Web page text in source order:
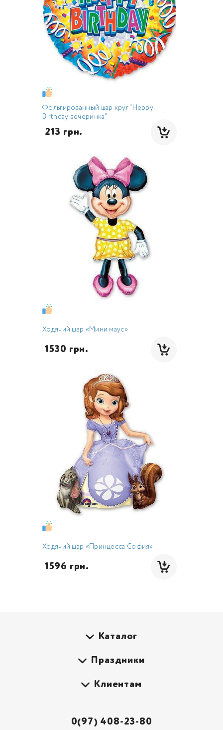
Фольгированный шар круг "Heppy
Birthday вечеринка"
213 грн.
Ходячий шар «Мини маус»
1530 грн.
Ходячий шар «Принцесса София»
1596 грн.
Каталог
Праздники
Клиентам
0(97) 408-23-80